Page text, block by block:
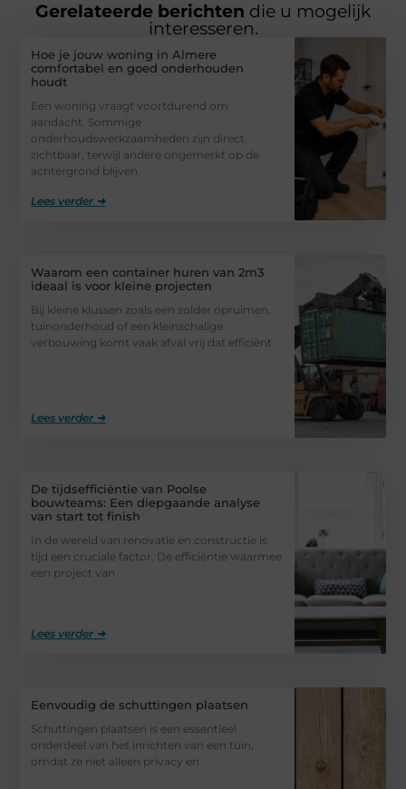
Gerelateerde berichten die u mogelijk
interesseren.
Hoe je jouw woning in Almere
comfortabel en goed onderhouden
houdt
Een woning vraagt voortdurend om
aandacht. Sommige
onderhoudswerkzaamheden zijn direct
zichtbaar, terwijl andere ongemerkt op de
achtergrond blijven.
Lees verder ➜
Waarom een container huren van 2m3
ideaal is voor kleine projecten
Bij kleine klussen zoals een zolder opruimen,
tuinonderhoud of een kleinschalige
verbouwing komt vaak afval vrij dat efficiënt
Lees verder ➜
De tijdsefficiëntie van Poolse
bouwteams: Een diepgaande analyse
van start tot finish
In de wereld van renovatie en constructie is
tijd een cruciale factor. De efficiëntie waarmee
een project van
Lees verder ➜
Eenvoudig de schuttingen plaatsen
Schuttingen plaatsen is een essentieel
onderdeel van het inrichten van een tuin,
omdat ze niet alleen privacy en